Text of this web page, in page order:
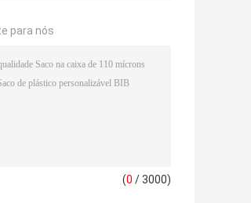
para nós
(0 / 3000)